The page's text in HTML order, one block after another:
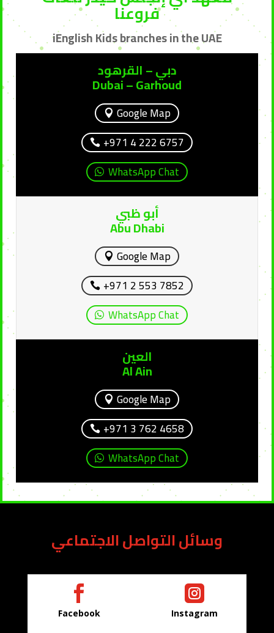
معهد آي إنجلش كيدز للغات
فروعنا
iEnglish Kids branches in the UAE
دبي – القرهود
Google Map
+971 4 222 6757